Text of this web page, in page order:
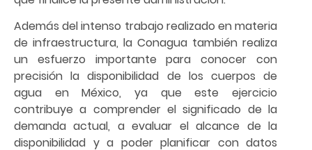
Además del intenso trabajo realizado en materia
de infraestructura, la Conagua también realiza
un esfuerzo importante para conocer con
precisión la disponibilidad de los cuerpos de
agua en México, ya que este ejercicio
contribuye a comprender el significado de la
demanda actual, a evaluar el alcance de la
disponibilidad y a poder planificar con datos